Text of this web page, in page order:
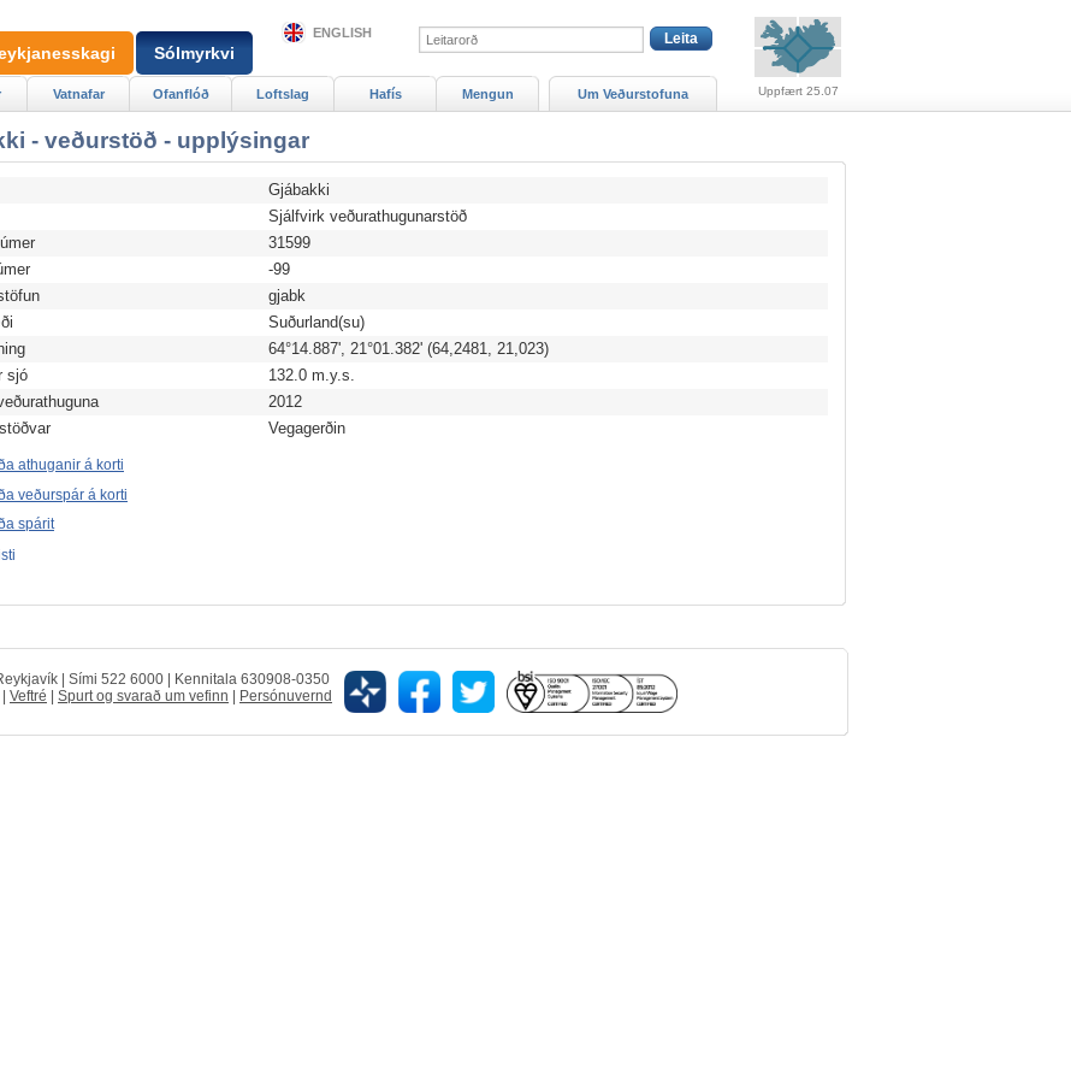
- veðurstöð - upplýsingar
Gjábakki
Sjálfvirk veðurathugunarstöð
31599
-99
gjabk
Suðurland(su)
64°14.887', 21°01.382' (64,2481, 21,023)
sjó
132.0 m.y.s.
2012
Vegagerðin
athuganir á korti
veðurspár á korti
spárit
Vatnafar Ofanflóð Loftslag Hafís Mengun Um Veðurstofuna Uppfært 25.07
Sólmyrkvi
ENGLISH
| Sími 522 6000 | Kennitala 630908-0350
Veftré Spurt og svarað um vefinn Persónuvernd